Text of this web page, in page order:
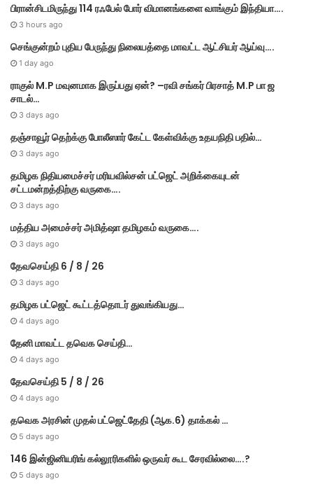
பிரான்சிடமிருந்து 114 ரஃபேல் போர் விமானங்களை வாங்கும் இந்தியா….
3 hours ago
செங்குன்றம் புதிய பேருந்து நிலையத்தை மாவட்ட ஆட்சியர் ஆய்வு….
1 day ago
ராகுல் M.P மவுனமாக இருப்பது ஏன்? –ரவி சங்கர் பிரசாத் M.P பா ஜ
சாடல்…
3 days ago
தஞ்சாவூர் தெற்க்கு போலீஸார் கேட்ட கேள்விக்கு உதயநிதி பதில்…
3 days ago
தமி​ழ​க நிதியமைச்சர் மரியவில்சன் பட்ஜெட் அறிக்கையுடன்
சட்டமன்றத்திற்கு வருகை….
3 days ago
மத்திய அமைச்சர் அமித்ஷா தமிழகம் வருகை….
3 days ago
தேவசெய்தி 6 / 8 / 26
3 days ago
தமிழக பட்ஜெட் கூட்டத்தொடர் துவங்கியது…
4 days ago
தேனி மாவட்ட தவெக செய்தி…
4 days ago
தேவசெய்தி 5 / 8 / 26
4 days ago
தவெக அரசின் முதல் பட்​ஜெட்தேதி (ஆக.6) தாக்​கல் …
5 days ago
146 இன்ஜினியரிங் கல்லூரிகளில் ஒருவர் கூட சேரவில்லை….?
5 days ago